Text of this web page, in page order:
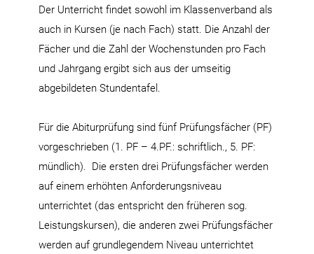
Der Unterricht findet sowohl im Klassenverband als
auch in Kursen (je nach Fach) statt. Die Anzahl der
Fächer und die Zahl der Wochenstunden pro Fach
und Jahrgang ergibt sich aus der umseitig
abgebildeten Stundentafel.
Für die Abiturprüfung sind fünf Prüfungsfächer (PF)
vorgeschrieben (1. PF – 4.PF.: schriftlich., 5. PF:
mündlich). Die ersten drei Prüfungsfächer werden
auf einem erhöhten Anforderungsniveau
unterrichtet (das entspricht den früheren sog.
Leistungskursen), die anderen zwei Prüfungsfächer
werden auf grundlegendem Niveau unterrichtet